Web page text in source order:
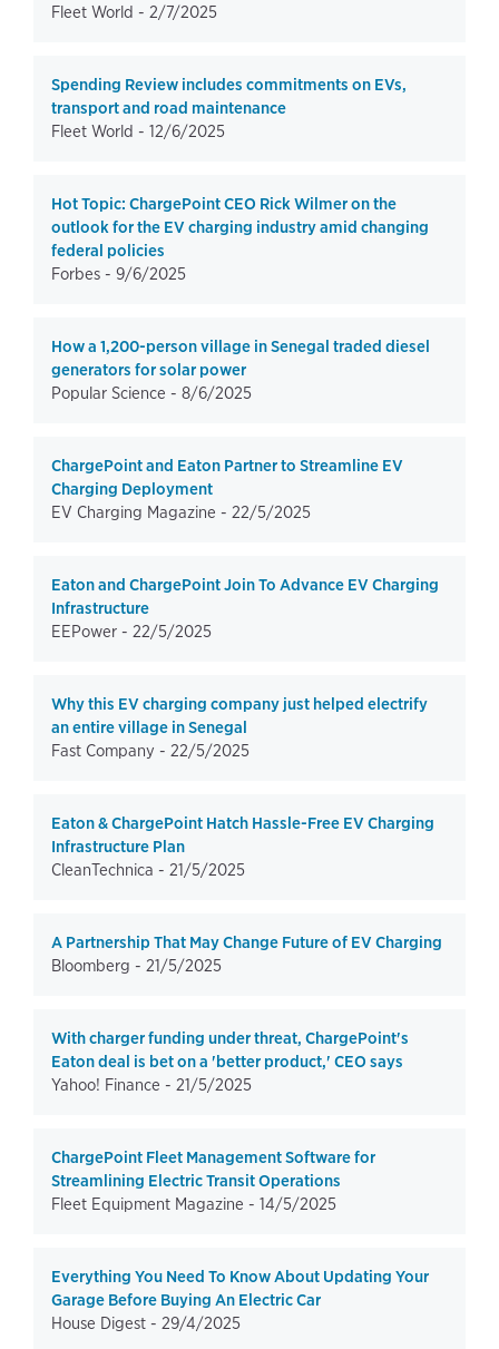
Fleet World - 2/7/2025
Spending Review includes commitments on EVs,
transport and road maintenance
Fleet World - 12/6/2025
Hot Topic: ChargePoint CEO Rick Wilmer on the
outlook for the EV charging industry amid changing
federal policies
Forbes - 9/6/2025
How a 1,200-person village in Senegal traded diesel
generators for solar power
Popular Science - 8/6/2025
ChargePoint and Eaton Partner to Streamline EV
Charging Deployment
EV Charging Magazine - 22/5/2025
Eaton and ChargePoint Join To Advance EV Charging
Infrastructure
EEPower - 22/5/2025
Why this EV charging company just helped electrify
an entire village in Senegal
Fast Company - 22/5/2025
Eaton & ChargePoint Hatch Hassle-Free EV Charging
Infrastructure Plan
CleanTechnica - 21/5/2025
A Partnership That May Change Future of EV Charging
Bloomberg - 21/5/2025
With charger funding under threat, ChargePoint's
Eaton deal is bet on a 'better product,' CEO says
Yahoo! Finance - 21/5/2025
ChargePoint Fleet Management Software for
Streamlining Electric Transit Operations
Fleet Equipment Magazine - 14/5/2025
Everything You Need To Know About Updating Your
Garage Before Buying An Electric Car
House Digest - 29/4/2025